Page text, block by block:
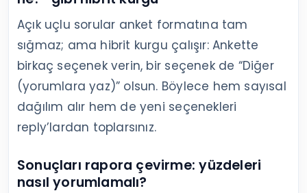
Açık uçlu sorular anket formatına tam
sığmaz; ama hibrit kurgu çalışır: Ankette
birkaç seçenek verin, bir seçenek de “Diğer
(yorumlara yaz)” olsun. Böylece hem sayısal
dağılım alır hem de yeni seçenekleri
reply’lardan toplarsınız.
Sonuçları rapora çevirme: yüzdeleri
nasıl yorumlamalı?